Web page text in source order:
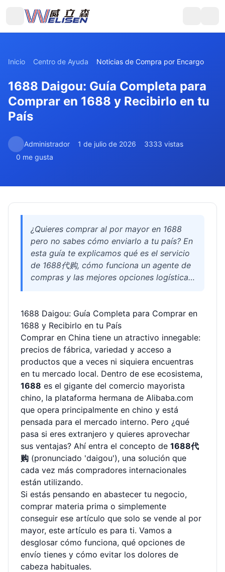
Inicio Centro de Ayuda Noticias de Compra por Encargo
1688 Daigou: Guía Completa para
Comprar en 1688 y Recibirlo en tu
País
Administrador 1 de julio de 2026
3333 vistas
0 me gusta
¿Quieres comprar al por mayor en 1688
pero no sabes cómo enviarlo a tu país? En
esta guía te explicamos qué es el servicio
de 1688代购, cómo funciona un agente de
compras y las mejores opciones logísticas
compradores internacionales que buscan
precios bajos y envíos seguros desde
China.
1688 Daigou: Guía Completa para Comprar en
1688 y Recibirlo en tu País
Comprar en China tiene un atractivo innegable:
precios de fábrica, variedad y acceso a
productos que a veces ni siquiera encuentras
en tu mercado local. Dentro de ese ecosistema,
1688 es el gigante del comercio mayorista
chino, la plataforma hermana de Alibaba.com
que opera principalmente en chino y está
pensada para el mercado interno. Pero ¿qué
pasa si eres extranjero y quieres aprovechar
sus ventajas? Ahí entra el concepto de 1688代
购 (pronunciado 'daigou'), una solución que
cada vez más compradores internacionales
están utilizando.
Si estás pensando en abastecer tu negocio,
comprar materia prima o simplemente
conseguir ese artículo que solo se vende al por
mayor, este artículo es para ti. Vamos a
desglosar cómo funciona, qué opciones de
envío tienes y cómo evitar los dolores de
cabeza habituales.